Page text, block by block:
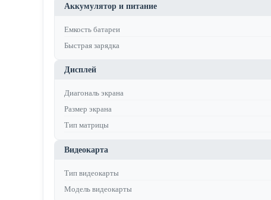
Аккумулятор и питание
Емкость батареи
Быстрая зарядка
Дисплей
Диагональ экрана
Размер экрана
Тип матрицы
Видеокарта
Тип видеокарты
Модель видеокарты